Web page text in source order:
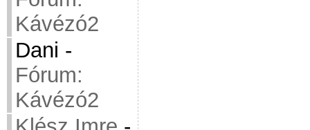
Kávézó2
Dani -
Fórum:
Kávézó2